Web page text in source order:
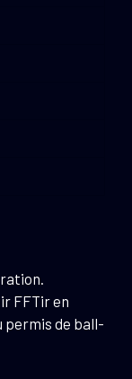
FFTir en
permis de ball-